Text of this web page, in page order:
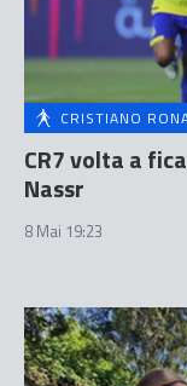
CRISTIANO
CR7 volta a
Nassr
8 Mai 19:23